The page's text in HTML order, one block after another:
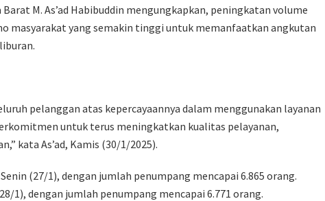
M. As’ad Habibuddin mengungkapkan, peningkatan volume
masyarakat yang semakin tinggi untuk memanfaatkan angkutan
pelanggan atas kepercayaannya dalam menggunakan layanan
untuk terus meningkatkan kualitas pelayanan,
kata As’ad, Kamis (30/1/2025).
(27/1), dengan jumlah penumpang mencapai 6.865 orang.
1), dengan jumlah penumpang mencapai 6.771 orang.